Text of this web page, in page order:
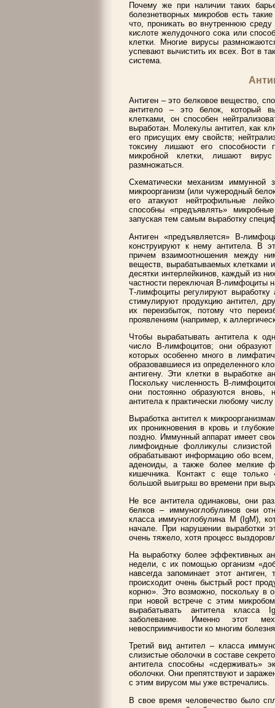
Почему же при наличии таких
болезнетворных микробов есть
что, проникать во внутреннюю
кислоте желудочного сока или
клетки. Многие вирусы
успевают вычистить их всех. Вот в
система.
Антиген – это белковое вещество,
антитело – это белок, который
клетками, он способен
выработан. Молекулы антител, как
его присущих ему свойств;
токсину лишают его способности
микробной клетки, лишают
размножаться.
Схематически механизм иммунной
микроорганизм (или чужеродный
его атакуют нейтрофильные
способны «предъявлять»
запуская тем самым выработку
Антиген «предъявляется» В-
конструируют к нему антитела. В
причем взаимоотношения между
веществ, вырабатываемых клетками
десятки интерлейкинов, каждый из
частности переключая В-лимфоциты
Т-лимфоциты регулируют
стимулируют продукцию антител,
их переизбыток, потому что
проявлениям (например, к
Чтобы вырабатывать антитела к
число В-лимфоцитов; они
которых особенно много в
образовавшиеся из определенного
антигену. Эти клетки в выработке
Поскольку численность В-
они постоянно образуются вновь,
антитела к практически любому числу
Выработка антител к
их проникновения в кровь и
поздно. Иммунный аппарат имеет
лимфоидные фолликулы
обрабатывают информацию обо
аденоиды, а также более мелкие
кишечника. Контакт с еще только
большой выигрыш во времени при
Не все антитела одинаковы, они
белков – иммуноглобулинов они
класса иммуноглобулина М (IgM),
начале. При нарушении выработки
очень тяжело, хотя процесс
На выработку более эффективных
недели, с их помощью организм
навсегда запоминает этот
происходит очень быстрый рост
корню». Это возможно, поскольку в
при новой встрече с этим
вырабатывать антитела класса
заболевание. Именно этот
невосприимчивости ко многим
Третий вид антител – класса
слизистые оболочки в составе
антитела способны «сдерживать»
оболочки. Они препятствуют и
с этим вирусом мы уже встречались.
В свое время человечество было